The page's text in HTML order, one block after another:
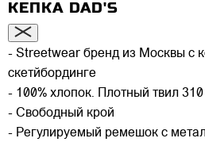
КЕПКА DAD'S
- Streetwear бренд из Москвы с
скетйбординге
- 100% хлопок. Плотный твил 310
- Свободный крой
- Регулируемый ремешок с